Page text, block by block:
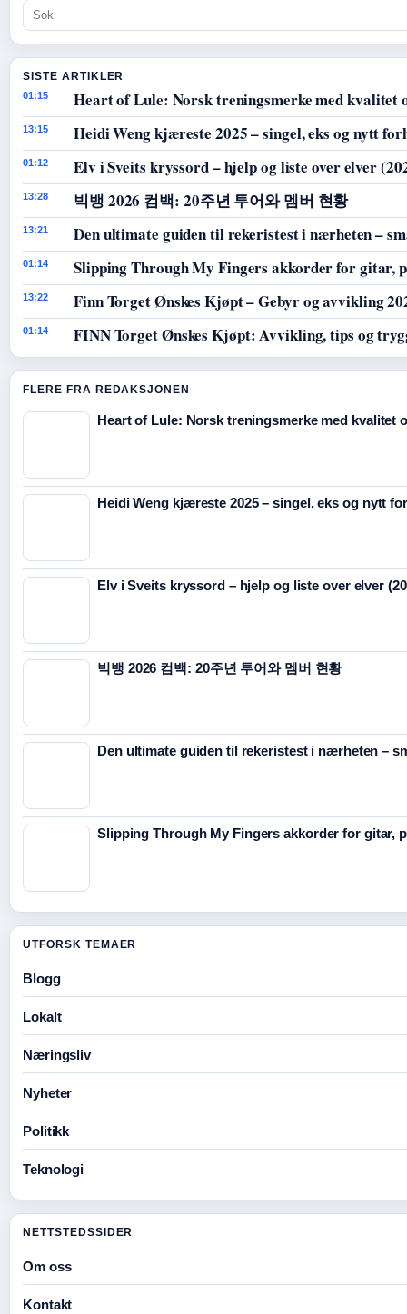
SISTE ARTIKLER
01:15 Heart of Lule: Norsk treningsmerke med kvalitet
13:15 Heidi Weng kjæreste 2025 – singel, eks og nytt
01:12 Elv i Sveits kryssord – hjelp og liste over elver
13:28 빅뱅 2026 컴백: 20주년 투어와 멤버 현황
13:21 Den ultimate guiden til rekeristest i nærheten –
01:14 Slipping Through My Fingers akkorder for gitar,
13:22 Finn Torget Ønskes Kjøpt – Gebyr og avvikling
01:14 FINN Torget Ønskes Kjøpt: Avvikling, tips og
FLERE FRA REDAKSJONEN
Heart of Lule: Norsk treningsmerke med kvalitet
Heidi Weng kjæreste 2025 – singel, eks og nytt
Elv i Sveits kryssord – hjelp og liste over elver
빅뱅 2026 컴백: 20주년 투어와 멤버 현황
Den ultimate guiden til rekeristest i nærheten –
Slipping Through My Fingers akkorder for gitar,
UTFORSK TEMAER
Blogg
Lokalt
Næringsliv
Nyheter
Politikk
Teknologi
NETTSTEDSSIDER
Om oss
Kontakt